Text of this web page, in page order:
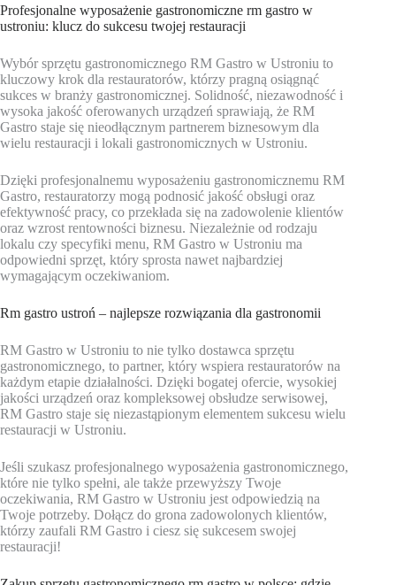
Profesjonalne wyposażenie gastronomiczne rm gastro w
ustroniu: klucz do sukcesu twojej restauracji
Wybór sprzętu gastronomicznego RM Gastro w Ustroniu to
kluczowy krok dla restauratorów, którzy pragną osiągnąć
sukces w branży gastronomicznej. Solidność, niezawodność i
wysoka jakość oferowanych urządzeń sprawiają, że RM
Gastro staje się nieodłącznym partnerem biznesowym dla
wielu restauracji i lokali gastronomicznych w Ustroniu.
Dzięki profesjonalnemu wyposażeniu gastronomicznemu RM
Gastro, restauratorzy mogą podnosić jakość obsługi oraz
efektywność pracy, co przekłada się na zadowolenie klientów
oraz wzrost rentowności biznesu. Niezależnie od rodzaju
lokalu czy specyfiki menu, RM Gastro w Ustroniu ma
odpowiedni sprzęt, który sprosta nawet najbardziej
wymagającym oczekiwaniom.
Rm gastro ustroń – najlepsze rozwiązania dla gastronomii
RM Gastro w Ustroniu to nie tylko dostawca sprzętu
gastronomicznego, to partner, który wspiera restauratorów na
każdym etapie działalności. Dzięki bogatej ofercie, wysokiej
jakości urządzeń oraz kompleksowej obsłudze serwisowej,
RM Gastro staje się niezastąpionym elementem sukcesu wielu
restauracji w Ustroniu.
Jeśli szukasz profesjonalnego wyposażenia gastronomicznego,
które nie tylko spełni, ale także przewyższy Twoje
oczekiwania, RM Gastro w Ustroniu jest odpowiedzią na
Twoje potrzeby. Dołącz do grona zadowolonych klientów,
którzy zaufali RM Gastro i ciesz się sukcesem swojej
restauracji!